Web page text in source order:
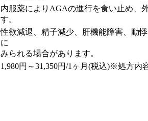
内服薬によりAGAの進行を食い止め、
す。
性欲減退、精子減少、肝機能障害、動
に
みられる場合があります。
1,980円～31,350円/1ヶ月(税込)※処方内